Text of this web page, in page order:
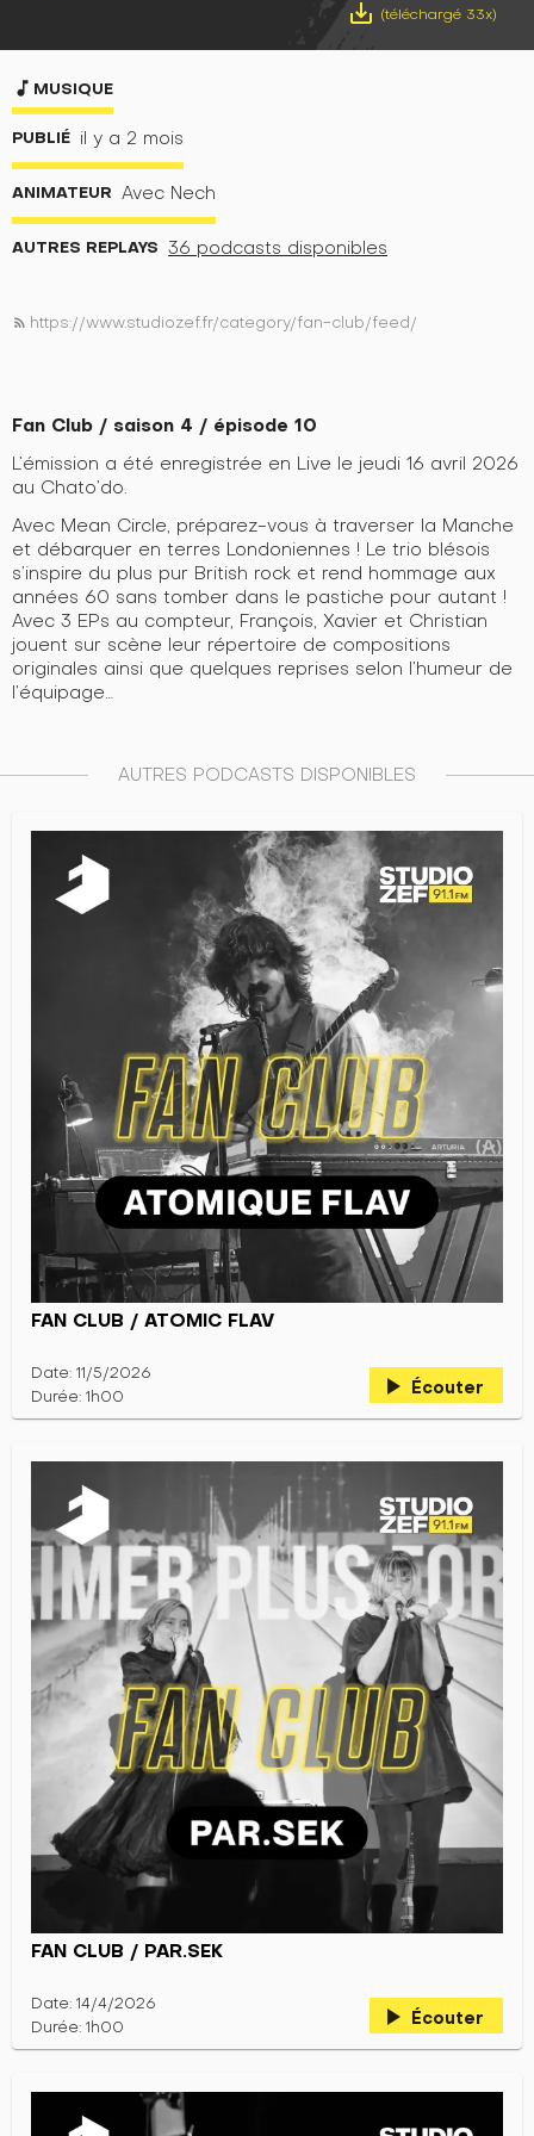
save_alt (téléchargé 33x)
music_note MUSIQUE
PUBLIÉ il y a 2 mois
ANIMATEUR Avec Nech
AUTRES REPLAYS 36 podcasts disponibles
rss_feed https://www.studiozef.fr/category/fan-club/feed/
Fan Club / saison 4 / épisode 10
L’émission a été enregistrée en Live le jeudi 16 avril 2026
au Chato’do.
Avec Mean Circle, préparez-vous à traverser la Manche
et débarquer en terres Londoniennes ! Le trio blésois
s’inspire du plus pur British rock et rend hommage aux
années 60 sans tomber dans le pastiche pour autant !
Avec 3 EPs au compteur, François, Xavier et Christian
jouent sur scène leur répertoire de compositions
originales ainsi que quelques reprises selon l’humeur de
l’équipage…
AUTRES PODCASTS DISPONIBLES
FAN CLUB / ATOMIC FLAV
Date: 11/5/2026
Durée: 1h00
play_arrow Écouter
FAN CLUB / PAR.SEK
Date: 14/4/2026
Durée: 1h00
play_arrow Écouter